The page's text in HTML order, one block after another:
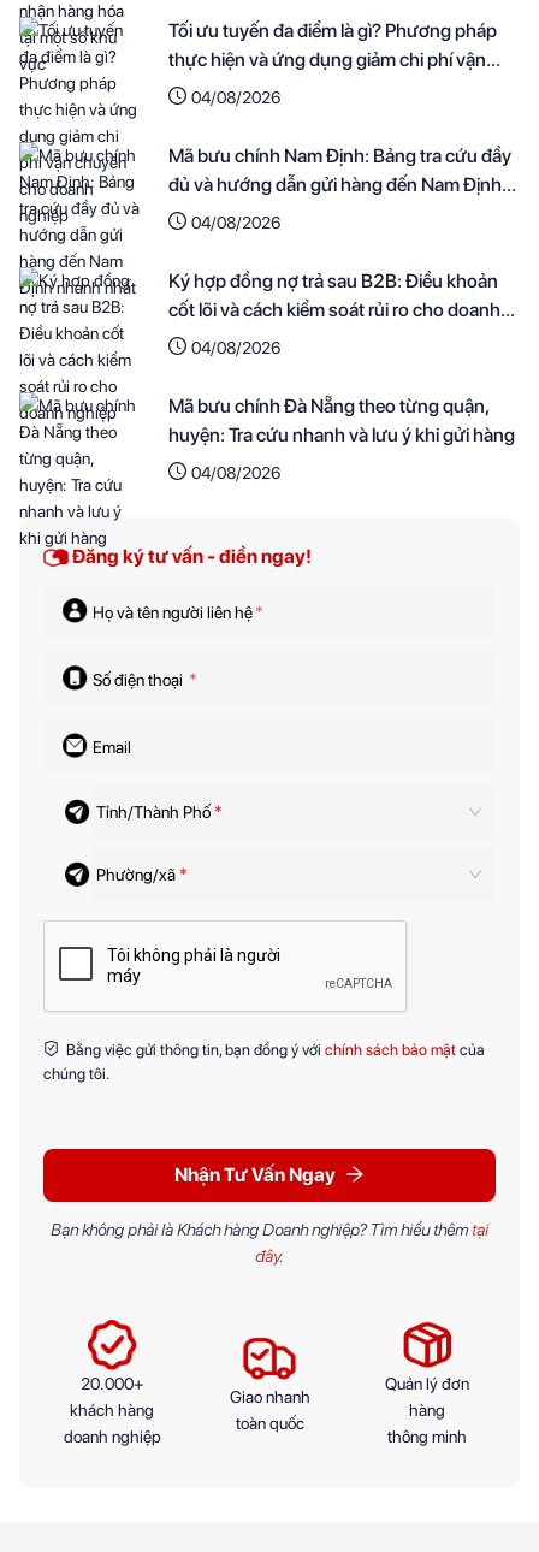
Tối ưu tuyến đa điểm là gì? Phương pháp
thực hiện và ứng dụng giảm chi phí vận
chuyển cho doanh nghiệp
04/08/2026
Mã bưu chính Nam Định: Bảng tra cứu đầy
đủ và hướng dẫn gửi hàng đến Nam Định
nhanh nhất
04/08/2026
Ký hợp đồng nợ trả sau B2B: Điều khoản
cốt lõi và cách kiểm soát rủi ro cho doanh
nghiệp
04/08/2026
Mã bưu chính Đà Nẵng theo từng quận,
huyện: Tra cứu nhanh và lưu ý khi gửi hàng
04/08/2026
Đăng ký tư vấn - điền ngay!
Họ và tên người liên hệ*
Số điện thoại *
Email
Tỉnh/Thành Phố *
Phường/xã *
Bằng việc gửi thông tin, bạn đồng ý với chính sách bảo mật của
chúng tôi.
Nhận Tư Vấn Ngay
Bạn không phải là Khách hàng Doanh nghiệp? Tìm hiểu thêm tại
đây.
20.000+
khách hàng
doanh nghiệp
Giao nhanh
toàn quốc
Quản lý đơn
hàng
thông minh